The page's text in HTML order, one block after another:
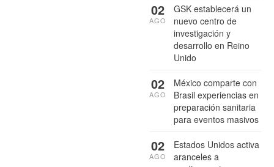
GSK establecerá un
nuevo centro de
investigación y
desarrollo en Reino
Unido
02
AGO
México comparte con
Brasil experiencias en
preparación sanitaria
para eventos masivos
02
AGO
Estados Unidos activa
aranceles a
02
AGO